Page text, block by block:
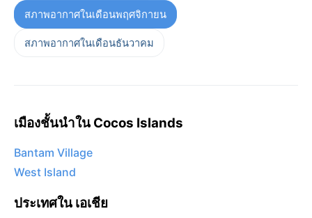
สภาพอากาศในเดือนพฤศจิกายน
สภาพอากาศในเดือนธันวาคม
เมืองชั้นนำใน Cocos Islands
Bantam Village
West Island
ประเทศใน เอเชีย